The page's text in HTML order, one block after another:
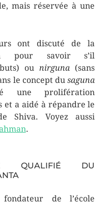
mais réservée à une
ont discuté de la
pour savoir s’il
ounirguna (sans
le concept dusaguna
une prolifération
et a aidé à répandre le
Shiva. Voyez aussi
.
QUALIFIÉ DU
de l’école